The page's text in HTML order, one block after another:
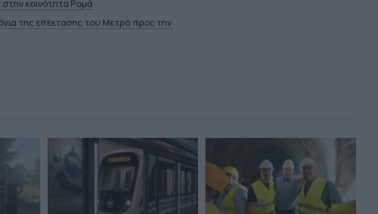
κοινότητα Ρομά
της επέκτασης του Μετρό προς την